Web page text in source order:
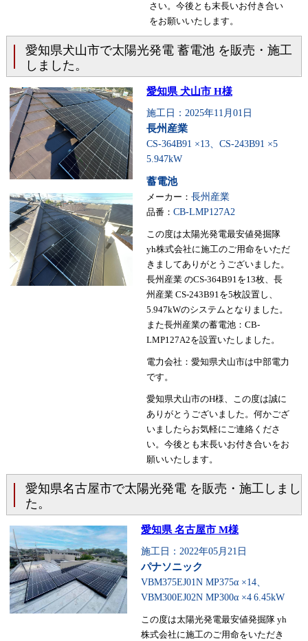
さい。今後とも末長いお付き合い
をお願いいたします。
愛知県犬山市で太陽光発電 蓄電池 を販売・施工
しました。
愛知県 犬山市 H様
施工日：2025年11月01日
長州産業
CS-364B91 ×13、CS-243B91 ×5
5.947kW
蓄電池
メーカー： 長州産業
品番： CB-LMP127A2
この度は太陽光発電最安値発掘隊
yh株式会社に施工のご用命をいただ
きましてありがとうございました。
長州産業 のCS-364B91を13枚、長
州産業 CS-243B91を5枚設置し、
5.947kWのシステムとなりました。
また長州産業の蓄電池：CB-
LMP127A2を設置いたしました。
電力会社：愛知県犬山市は中部電力
です。
愛知県犬山市のH様、この度は誠に
ありがとうございました。何かござ
いましたらお気軽にご連絡くださ
い。今後とも末長いお付き合いをお
願いいたします。
愛知県名古屋市で太陽光発電 を販売・施工しまし
た。
愛知県 名古屋市 M様
施工日：2022年05月21日
パナソニック
VBM375EJ01N MP375α ×14、
VBM300EJ02N MP300α ×4 6.45kW
この度は太陽光発電最安値発掘隊 yh
株式会社に施工のご用命をいただき